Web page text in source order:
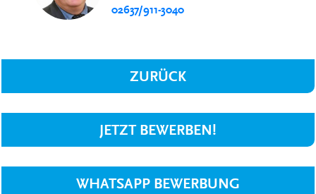
02637/911-3040
ZURÜCK
JETZT BEWERBEN!
WHATSAPP BEWERBUNG